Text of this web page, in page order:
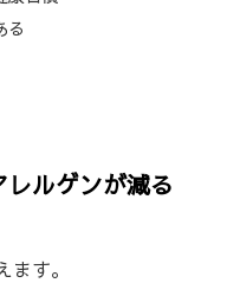
る
ルゲンが減る
す。